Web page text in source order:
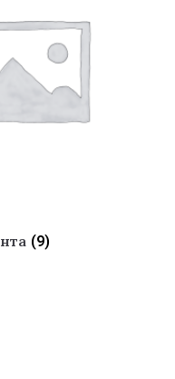
(9)